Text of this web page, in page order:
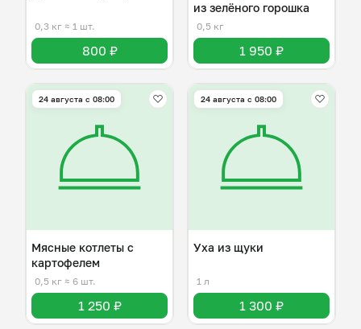
0,3 кг ≈ 1 шт.
800 ₽
из зелёного горошка
0,5 кг
1 950 ₽
24 августа с 08:00
Мясные котлеты с
картофелем
0,5 кг ≈ 6 шт.
1 250 ₽
24 августа с 08:00
Уха из щуки
1 л
1 300 ₽